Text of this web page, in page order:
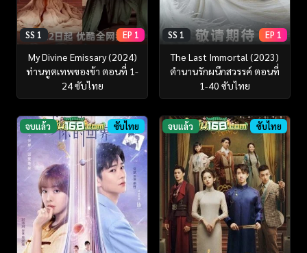
SS 1 EP 1
My Divine Emissary (2024)
ท่านทูตเทพของข้า ตอนที่ 1-
24 ซับไทย
SS 1 EP 1
The Last Immortal (2023)
ตำนานรักผนึกสวรรค์ ตอนที่
1-40 ซับไทย
จบแล้ว ซับไทย จบแล้ว ซับไทย